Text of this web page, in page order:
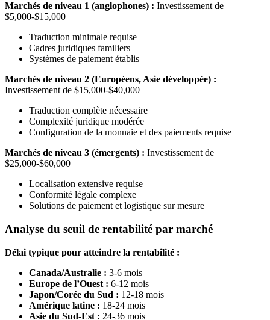
Marchés de niveau 1 (anglophones) : Investissement de
$5,000-$15,000
Traduction minimale requise
Cadres juridiques familiers
Systèmes de paiement établis
Marchés de niveau 2 (Européens, Asie développée) :
Investissement de $15,000-$40,000
Traduction complète nécessaire
Complexité juridique modérée
Configuration de la monnaie et des paiements requise
Marchés de niveau 3 (émergents) : Investissement de
$25,000-$60,000
Localisation extensive requise
Conformité légale complexe
Solutions de paiement et logistique sur mesure
Analyse du seuil de rentabilité par marché
Délai typique pour atteindre la rentabilité :
Canada/Australie : 3-6 mois
Europe de l’Ouest : 6-12 mois
Japon/Corée du Sud : 12-18 mois
Amérique latine : 18-24 mois
Asie du Sud-Est : 24-36 mois